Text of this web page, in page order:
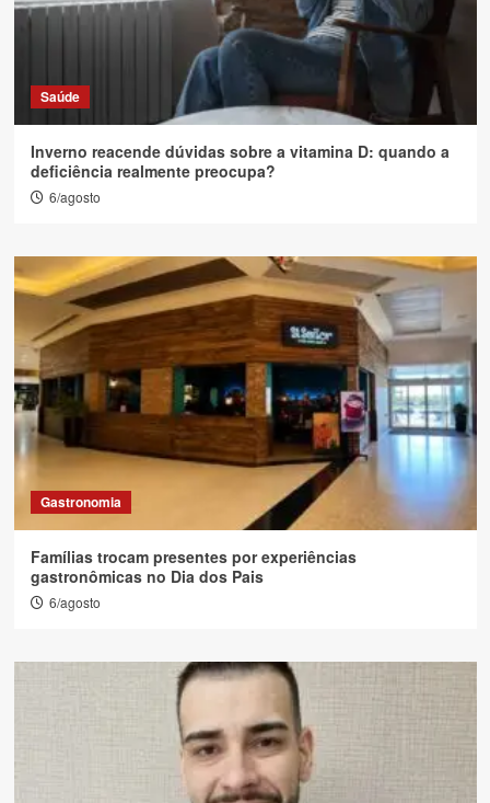
Saúde
Inverno reacende dúvidas sobre a vitamina D: quando a
deficiência realmente preocupa?
6/agosto
Gastronomia
Famílias trocam presentes por experiências
gastronômicas no Dia dos Pais
6/agosto